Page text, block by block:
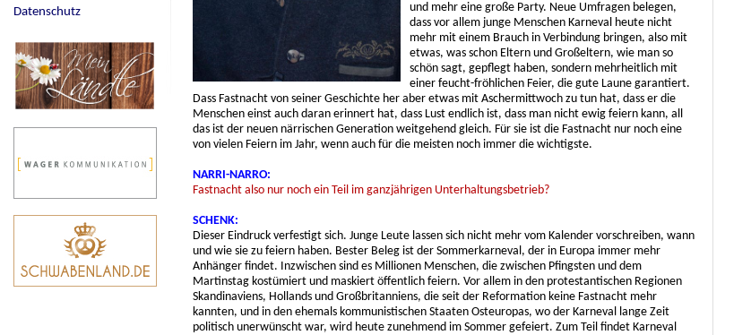
und mehr eine große Party. Neue Umfragen belegen,
dass vor allem junge Menschen Karneval heute nicht
mehr mit einem Brauch in Verbindung bringen, also mit
etwas, was schon Eltern und Großeltern, wie man so
schön sagt, gepflegt haben, sondern mehrheitlich mit
einer feucht-fröhlichen Feier, die gute Laune garantiert.
Dass Fastnacht von seiner Geschichte her aber etwas mit Aschermittwoch zu tun hat, dass er die
Menschen einst auch daran erinnert hat, dass Lust endlich ist, dass man nicht ewig feiern kann, all
das ist der neuen närrischen Generation weitgehend gleich. Für sie ist die Fastnacht nur noch eine
von vielen Feiern im Jahr, wenn auch für die meisten noch immer die wichtigste.
NARRI-NARRO:
Fastnacht also nur noch ein Teil im ganzjährigen Unterhaltungsbetrieb?
SCHENK:
Dieser Eindruck verfestigt sich. Junge Leute lassen sich nicht mehr vom Kalender vorschreiben, wann
und wie sie zu feiern haben. Bester Beleg ist der Sommerkarneval, der in Europa immer mehr
Anhänger findet. Inzwischen sind es Millionen Menschen, die zwischen Pfingsten und dem
Martinstag kostümiert und maskiert öffentlich feiern. Vor allem in den protestantischen Regionen
Skandinaviens, Hollands und Großbritanniens, die seit der Reformation keine Fastnacht mehr
kannten, und in den ehemals kommunistischen Staaten Osteuropas, wo der Karneval lange Zeit
politisch unerwünscht war, wird heute zunehmend im Sommer gefeiert. Zum Teil findet Karneval
Datenschutz